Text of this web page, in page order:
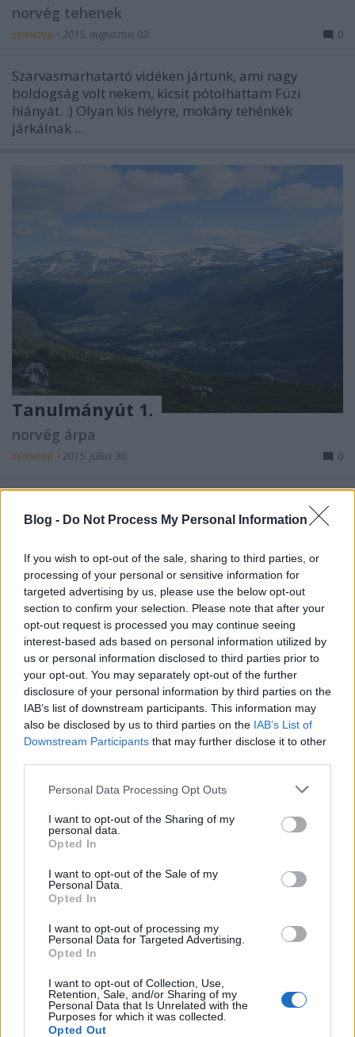
Blog - Do Not Process My Personal Information
If you wish to opt-out of the sale, sharing to third parties, or
processing of your personal or sensitive information for
targeted advertising by us, please use the below opt-out
section to confirm your selection. Please note that after your
opt-out request is processed you may continue seeing
interest-based ads based on personal information utilized by
us or personal information disclosed to third parties prior to
your opt-out. You may separately opt-out of the further
disclosure of your personal information by third parties on the
IAB’s list of downstream participants. This information may
also be disclosed by us to third parties on the IAB’s List of
Downstream Participants that may further disclose it to other
Please note that this website/app uses one or more Google
not limited to your visit or usage behaviour. You may click to
grant or deny consent to Google and its third-party tags to
use your data for below specified purposes in below Google
consent section.
Personal Data Processing Opt Outs
I want to opt-out of the Sharing of my
personal data.
Opted In
I want to opt-out of the Sale of my
Personal Data.
Opted In
I want to opt-out of processing my
Personal Data for Targeted Advertising.
Opted In
I want to opt-out of Collection, Use,
Retention, Sale, and/or Sharing of my
Personal Data that Is Unrelated with the
Purposes for which it was collected.
Opted Out
norvég tehenek
zsanettrp • 2015. augusztus 02. 0
Szarvasmarhatartó vidéken jártunk, ami nagy
boldogság volt nekem, kicsit pótolhattam Füzi
hiányát. :) Olyan kis helyre, mokány tehénkék
járkálnak ...
Tanulmányút 1.
norvég árpa
zsanettrp • 2015. július 30. 0
most már jószerivel mindenhol csak
parasztszemmel tudok körülnézni. Szerencsére
gazdálkodó ...
Gyógynövények
zsanettrp•2015. július 04.
tartunk a birtokon, hanem rétet, amit pedig ugye
nem is szokás nyírni. (